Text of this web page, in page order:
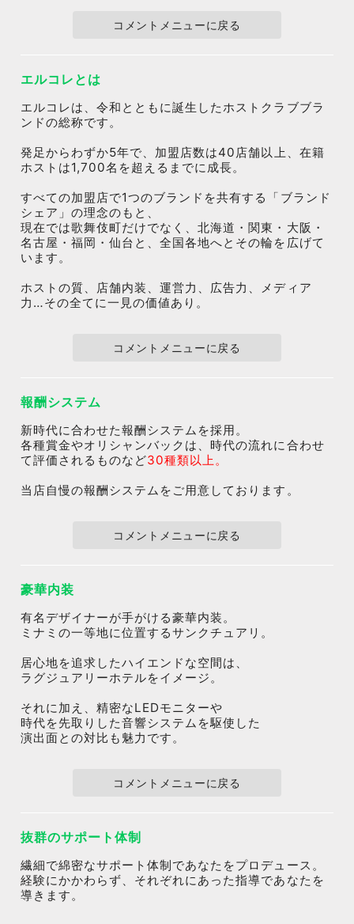
コメントメニューに戻る
エルコレとは
エルコレは、令和とともに誕生したホストクラブブラ
ンドの総称です。
発足からわずか5年で、加盟店数は40店舗以上、在籍
ホストは1,700名を超えるまでに成長。
すべての加盟店で1つのブランドを共有する「ブランド
シェア」の理念のもと、
現在では歌舞伎町だけでなく、北海道・関東・大阪・
名古屋・福岡・仙台と、全国各地へとその輪を広げて
います。
ホストの質、店舗内装、運営力、広告力、メディア
力…その全てに一見の価値あり。
コメントメニューに戻る
報酬システム
新時代に合わせた報酬システムを採用。
各種賞金やオリシャンバックは、時代の流れに合わせ
て評価されるものなど30種類以上。
当店自慢の報酬システムをご用意しております。
コメントメニューに戻る
豪華内装
有名デザイナーが手がける豪華内装。
ミナミの一等地に位置するサンクチュアリ。
居心地を追求したハイエンドな空間は、
ラグジュアリーホテルをイメージ。
それに加え、精密なLEDモニターや
時代を先取りした音響システムを駆使した
演出面との対比も魅力です。
コメントメニューに戻る
抜群のサポート体制
繊細で綿密なサポート体制であなたをプロデュース。
経験にかかわらず、それぞれにあった指導であなたを
導きます。